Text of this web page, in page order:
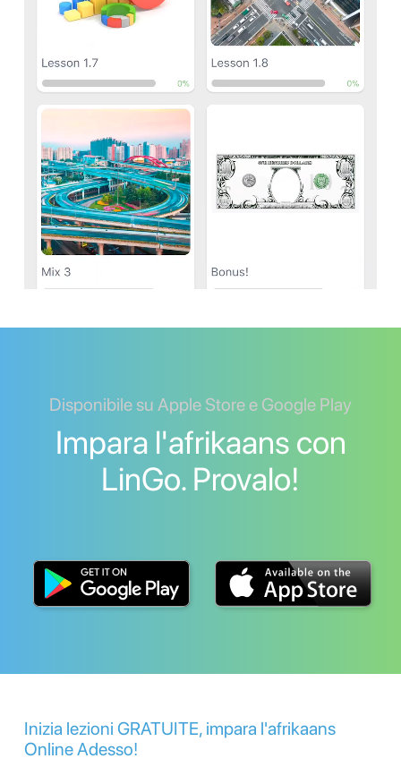
Disponibile su Apple Store e Google Play
Impara l'afrikaans con
LinGo. Provalo!
Inizia lezioni GRATUITE, impara l'afrikaans
Online Adesso!